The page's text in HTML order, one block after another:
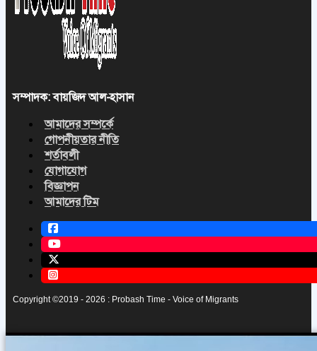
সম্পাদক: বায়জিদ আল-হাসান
আমাদের সম্পর্কে
গোপনীয়তার নীতি
শর্তাবলী
যোগাযোগ
বিজ্ঞাপন
আমাদের টিম
Copyright ©2019 - 2026 : Probash Time - Voice of Migrants